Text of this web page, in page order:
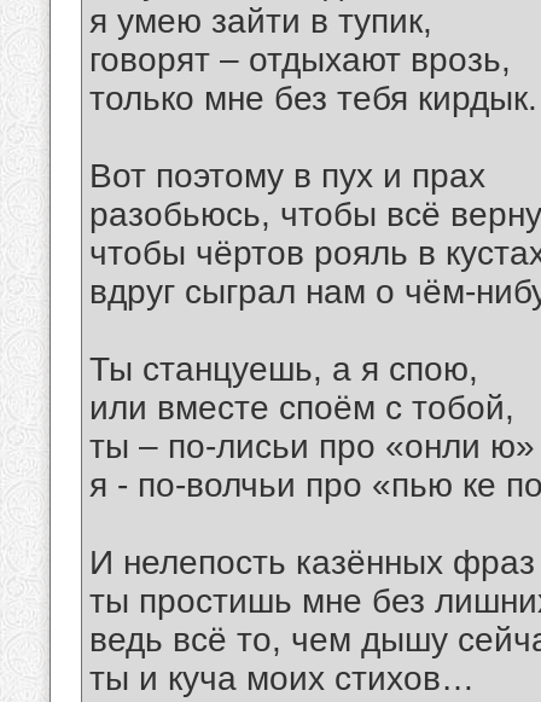
я умею зайти в тупик,
говорят – отдыхают врозь,
только мне без тебя кирдык.
Вот поэтому в пух и прах
разобьюсь, чтобы всё
чтобы чёртов рояль в
вдруг сыграл нам о чём-
Ты станцуешь, а я спою,
или вместе споём с тобой,
ты – по-лисьи про «онли ю»
я - по-волчьи про «пью ке
И нелепость казённых фраз
ты простишь мне без
ведь всё то, чем дышу
ты и куча моих стихов…